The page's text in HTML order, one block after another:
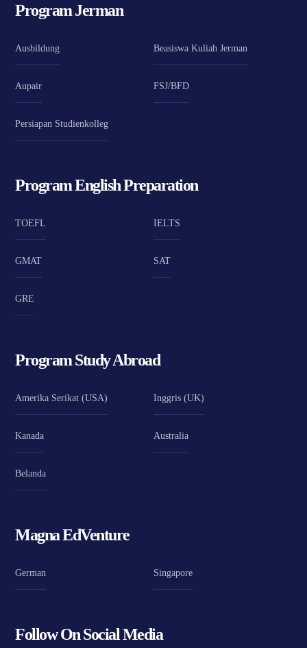
Program Jerman
Ausbildung Beasiswa Kuliah Jerman
Aupair FSJ/BFD
Persiapan Studienkolleg
Program English Preparation
TOEFL IELTS
GMAT SAT
GRE
Program Study Abroad
Amerika Serikat (USA) Inggris (UK)
Kanada Australia
Belanda
Magna EdVenture
German Singapore
Follow On Social Media